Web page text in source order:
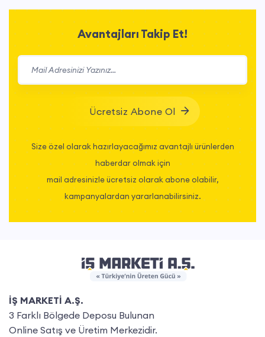
Avantajları Takip Et!
Ücretsiz Abone Ol
Size özel olarak hazırlayacağımız avantajlı ürünlerden
haberdar olmak için
mail adresinizle ücretsiz olarak abone olabilir,
kampanyalardan yararlanabilirsiniz.
İŞ MARKETİ A.Ş.
3 Farklı Bölgede Deposu Bulunan
Online Satış ve Üretim Merkezidir.